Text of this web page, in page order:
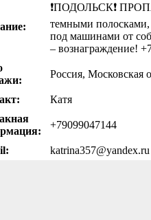
❗ПОДОЛЬСК❗
темными полосками,
под машинами от
– вознаграждение!
Россия, Московская
Катя
+79099047144
katrina357@yandex.ru